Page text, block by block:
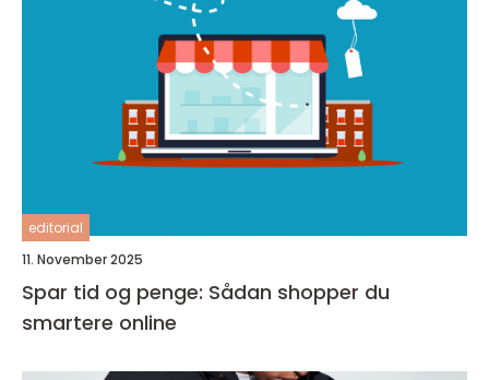
editorial
11. November 2025
Spar tid og penge: Sådan shopper du
smartere online